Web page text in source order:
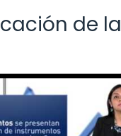
de la